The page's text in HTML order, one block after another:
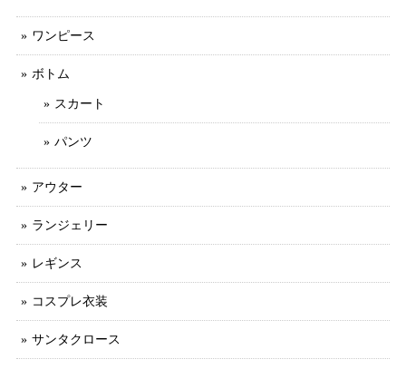
ワンピース
ボトム
スカート
パンツ
アウター
ランジェリー
レギンス
コスプレ衣装
サンタクロース